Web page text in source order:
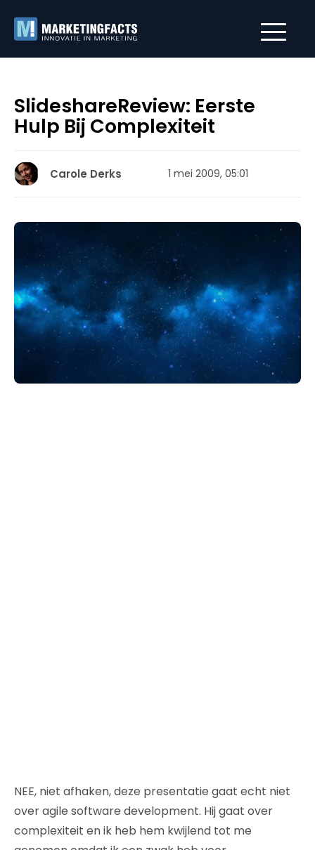
SlideshareReview: Eerste
Hulp Bij Complexiteit
Carole Derks 1 mei 2009, 05:01
NEE, niet afhaken, deze presentatie gaat echt niet
over agile software development. Hij gaat over
complexiteit en ik heb hem kwijlend tot me